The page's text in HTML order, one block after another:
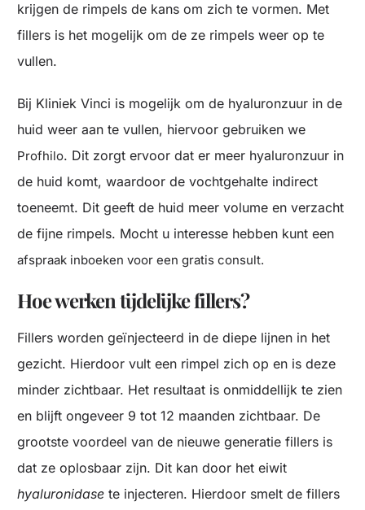
krijgen de rimpels de kans om zich te vormen. Met
fillers is het mogelijk om de ze rimpels weer op te
vullen.
Bij Kliniek Vinci is mogelijk om de hyaluronzuur in de
huid weer aan te vullen, hiervoor gebruiken we
Profhilo. Dit zorgt ervoor dat er meer hyaluronzuur in
de huid komt, waardoor de vochtgehalte indirect
toeneemt. Dit geeft de huid meer volume en verzacht
de fijne rimpels. Mocht u interesse hebben kunt een
afspraak inboeken voor een gratis consult.
Hoe werken tijdelijke fillers?
Fillers worden geïnjecteerd in de diepe lijnen in het
gezicht. Hierdoor vult een rimpel zich op en is deze
minder zichtbaar. Het resultaat is onmiddellijk te zien
en blijft ongeveer 9 tot 12 maanden zichtbaar. De
grootste voordeel van de nieuwe generatie fillers is
dat ze oplosbaar zijn. Dit kan door het eiwit
hyaluronidasete injecteren. Hierdoor smelt de fillers